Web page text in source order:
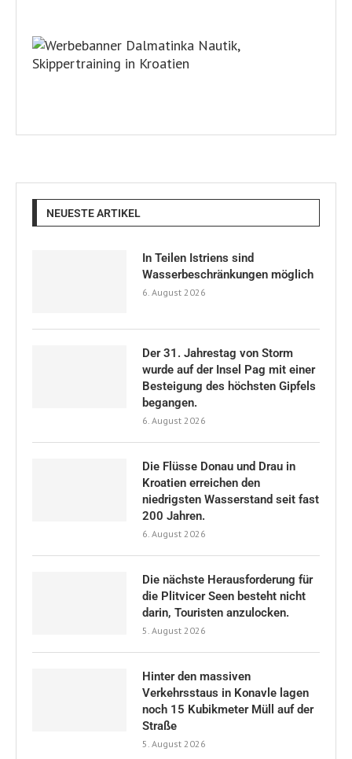
NEUESTE ARTIKEL
In Teilen Istriens sind
Wasserbeschränkungen möglich
6. August 2026
Der 31. Jahrestag von Storm
wurde auf der Insel Pag mit einer
Besteigung des höchsten Gipfels
begangen.
6. August 2026
Die Flüsse Donau und Drau in
Kroatien erreichen den
niedrigsten Wasserstand seit fast
200 Jahren.
6. August 2026
Die nächste Herausforderung für
die Plitvicer Seen besteht nicht
darin, Touristen anzulocken.
5. August 2026
Hinter den massiven
Verkehrsstaus in Konavle lagen
noch 15 Kubikmeter Müll auf der
Straße
5. August 2026